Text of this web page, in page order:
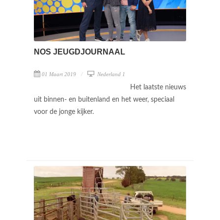
NOS JEUGDJOURNAAL
01 Maart 2019 Nederland 1
Het laatste nieuws
uit binnen- en buitenland en het weer, speciaal
voor de jonge kijker.